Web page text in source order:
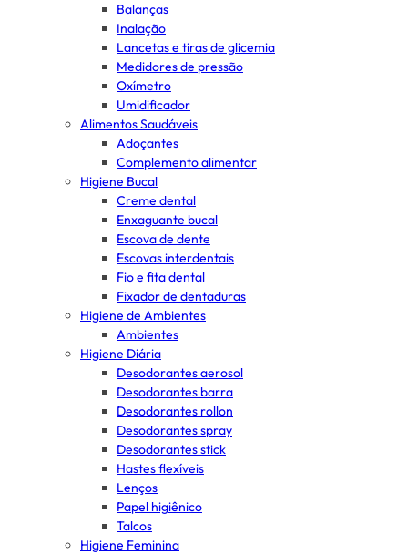
Balanças
Inalação
Lancetas e tiras de glicemia
Medidores de pressão
Oxímetro
Umidificador
Alimentos Saudáveis
Adoçantes
Complemento alimentar
Higiene Bucal
Creme dental
Enxaguante bucal
Escova de dente
Escovas interdentais
Fio e fita dental
Fixador de dentaduras
Higiene de Ambientes
Ambientes
Higiene Diária
Desodorantes aerosol
Desodorantes barra
Desodorantes rollon
Desodorantes spray
Desodorantes stick
Hastes flexíveis
Lenços
Papel higiênico
Talcos
Higiene Feminina